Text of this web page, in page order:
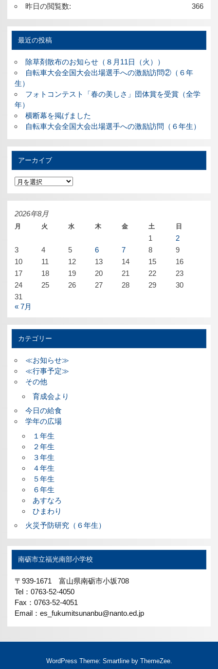
366
昨日の閲覧数:
最近の投稿
除草剤散布のお知らせ（８月11日（火））
自転車大会全国大会出場選手への激励訪問②（６年
生）
フォトコンテスト「春の美しさ」団体賞を受賞（全学
年）
横断幕を掲げました
自転車大会全国大会出場選手への激励訪問（６年生）
アーカイブ
ア
ー
カ
イ
ブ
2026年8月
月 火 水 木 金 土 日
1
2
3
4 5 6 7 8
9
10
11 12 13 14 15
16
17
18 19 20 21 22
23
24
25 26 27 28 29
30
31
« 7月
カテゴリー
≪お知らせ≫
≪行事予定≫
その他
育成会より
今日の給食
学年の広場
１年生
２年生
３年生
４年生
５年生
６年生
あすなろ
ひまわり
火災予防研究（６年生）
南砺市立福光南部小学校
〒939-1671 富山県南砺市小坂708
Tel：0763-52-4050
Fax：0763-52-4051
Email：es_fukumitsunanbu@nanto.ed.jp
WordPress Theme: Smartline by ThemeZee.